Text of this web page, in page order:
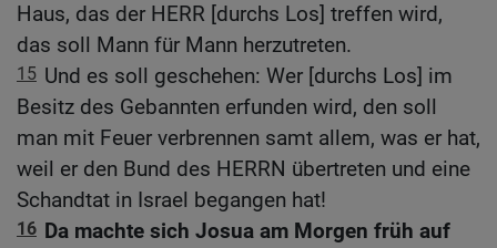
Haus, das der HERR [durchs Los] treffen wird,
das soll Mann für Mann herzutreten.
15 Und es soll geschehen: Wer [durchs Los] im
Besitz des Gebannten erfunden wird, den soll
man mit Feuer verbrennen samt allem, was er hat,
weil er den Bund des HERRN übertreten und eine
Schandtat in Israel begangen hat!
16 Da machte sich Josua am Morgen früh auf